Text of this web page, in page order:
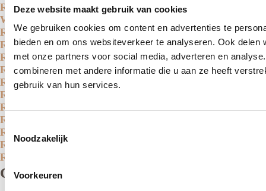
Deze website maakt gebruik van cookies
We gebruiken cookies om content en advertenties te
bieden en om ons websiteverkeer te analyseren. Ook
met onze partners voor social media, adverteren en
combineren met andere informatie die u aan ze heeft
gebruik van hun services.
Noodzakelijk
Voorkeuren
Relatiebemiddeling
Workshop - Single Works
Relatiebemiddeling Zuid-Holland
Relatiebemiddeling Noord-Holland
Relatiebemiddeling Den Haag
Relatiebemiddeling Rotterdam
Relatiebemiddeling Amsterdam
Relatiebemiddeling Utrecht
Relatiebemiddeling Leiden
Relatiebemiddeling Eindhoven
Relatiebemiddeling Amersfoort
Relatiebemiddeling Tilburg
Relatiebemiddeling 's-Hertogenbosch
Contact